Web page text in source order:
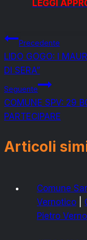
LEGGI
Navigazione
articoli
Precedente
LIDO GOGO: I
DI SERA”
Seguente
COMUNE SPV: 29
PARTECIPARE
Articoli
Comune
Vernotico
Pietro